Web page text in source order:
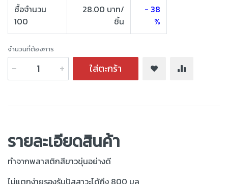
ซื้อจำนวน
100
28.00 บาท/
ชิ้น
- 38
%
จำนวนที่ต้องการ
ใส่ตะกร้า
รายละเอียดสินค้า
ทำจากพลาสติกสีขาวขุ่นอย่างดี
ไม่แตกง่ายรองรับปัสสาวะได้ถึง 800 มล